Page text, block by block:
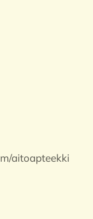
aitoapteekki